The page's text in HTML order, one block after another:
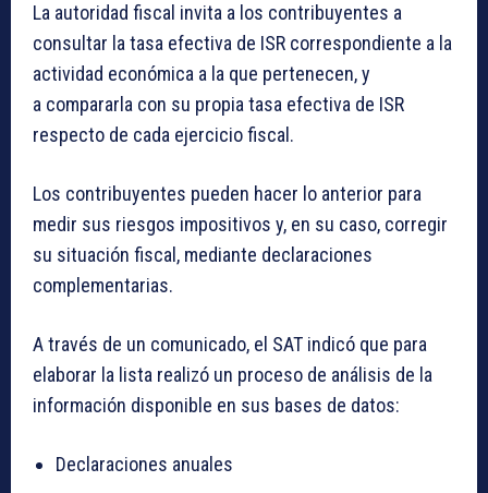
La autoridad fiscal invita a los contribuyentes a
consultar la tasa efectiva de ISR correspondiente a la
actividad económica a la que pertenecen, y
a compararla con su propia tasa efectiva de ISR
respecto de cada ejercicio fiscal.
Los contribuyentes pueden hacer lo anterior para
medir sus riesgos impositivos y, en su caso, corregir
su situación fiscal, mediante declaraciones
complementarias.
A través de un comunicado, el SAT indicó que para
elaborar la lista realizó un proceso de análisis de la
información disponible en sus bases de datos:
Declaraciones anuales